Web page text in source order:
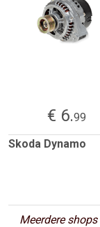
€ 6.99
Skoda Dynamo
Meerdere shops